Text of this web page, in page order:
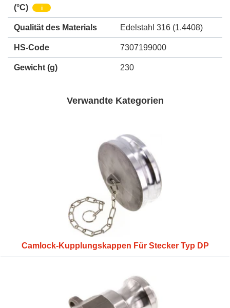
(°C)
i
Qualität des Materials Edelstahl 316 (1.4408)
HS-Code 7307199000
Gewicht (g) 230
Verwandte Kategorien
Camlock-Kupplungskappen Für Stecker Typ DP